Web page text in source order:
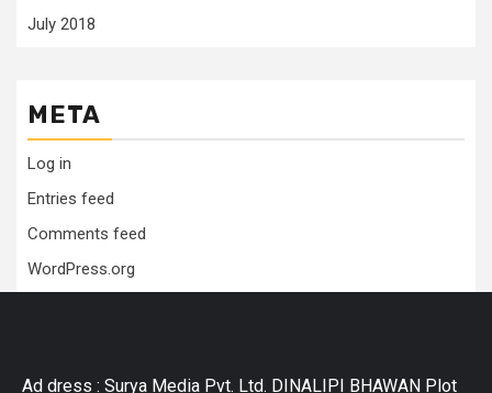
July 2018
META
Log in
Entries feed
Comments feed
WordPress.org
Ad dress : Surya Media Pvt. Ltd. DINALIPI BHAWAN Plot